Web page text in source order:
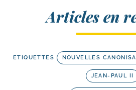
Articles en
ETIQUETTES NOUVELLES
JEAN-PAUL II